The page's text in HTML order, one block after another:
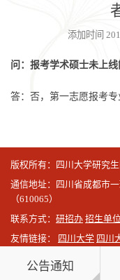
添加时间
问：报考学术硕士未上
答：否，第一志愿报考
公告通知
版权所有：四川大学研究
通信地址：四川省成都市
（610065）
联系方式： 研招办 招生单位
友情链接：
四川大学 四川